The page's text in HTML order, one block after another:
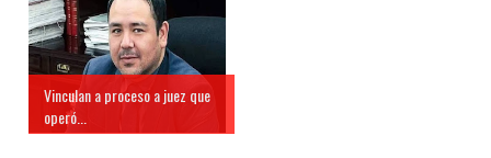
Vinculan a proceso a juez que
operó...